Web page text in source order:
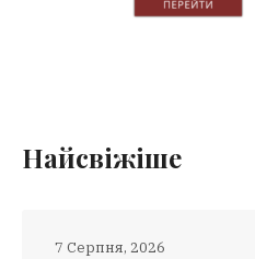
Найсвіжіше
7 Серпня, 2026